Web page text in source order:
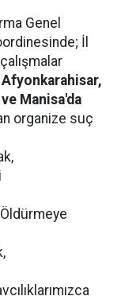
Genel
İl
Afyonkarahisar,
Manisa'da
organize suç